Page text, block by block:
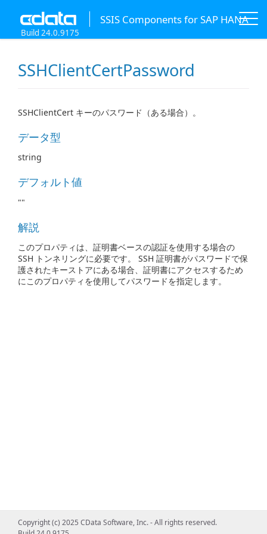
SSIS Components for SAP HANA
Build 24.0.9175
SSHClientCertPassword
SSHClientCert キーのパスワード（ある場合）。
データ型
string
デフォルト値
""
解説
このプロパティは、証明書ベースの認証を使用する場合の
SSH トンネリングに必要です。 SSH 証明書がパスワードで保
護されたキーストアにある場合、証明書にアクセスするため
にこのプロパティを使用してパスワードを指定します。
Copyright (c) 2025 CData Software, Inc. - All rights reserved.